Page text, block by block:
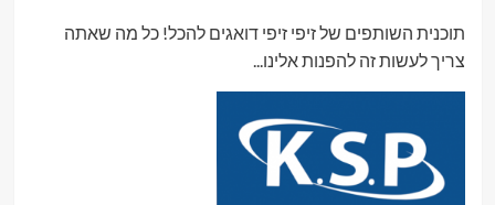
תוכנית השותפים של זיפי זיפי דואגים להכל! כל מה שאתה
צריך לעשות זה להפנות אלינו...